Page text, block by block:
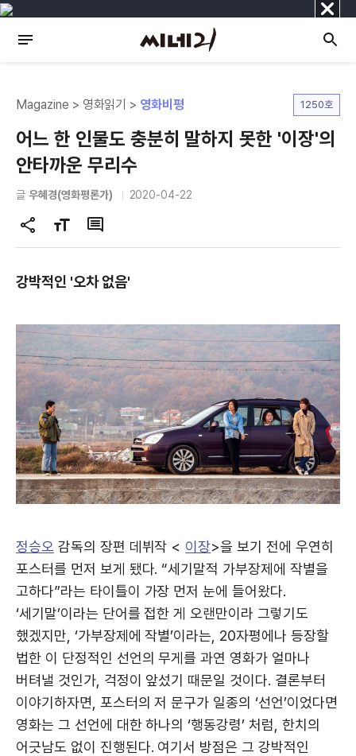
닫
기
Magazine > 영화읽기 > 영화비평 1250호
어느 한 인물도 충분히 말하지 못한 '이장'의
안타까운 무리수
글 우혜경(영화평론가) 2020-04-22
공
유
기
글
자
기
댓
글
강박적인 '오차 없음'
정승오 감독의 장편 데뷔작 < 이장>을 보기 전에 우연히
포스터를 먼저 보게 됐다. “세기말적 가부장제에 작별을
고하다”라는 타이틀이 가장 먼저 눈에 들어왔다.
‘세기말’이라는 단어를 접한 게 오랜만이라 그렇기도
했겠지만, ‘가부장제에 작별’이라는, 20자평에나 등장할
법한 이 단정적인 선언의 무게를 과연 영화가 얼마나
버텨낼 것인가, 걱정이 앞섰기 때문일 것이다. 결론부터
이야기하자면, 포스터의 저 문구가 일종의 ‘선언’이었다면
영화는 그 선언에 대한 하나의 ‘행동강령’ 처럼, 한치의
어긋남도 없이 진행된다. 여기서 방점은 그 강박적인